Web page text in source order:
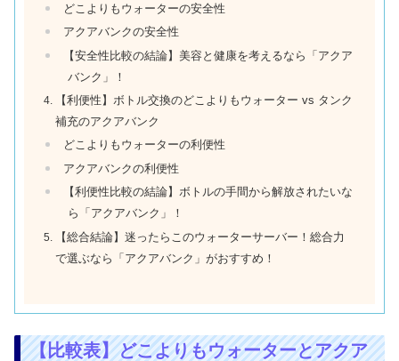
どこよりもウォーターの安全性
アクアバンクの安全性
【安全性比較の結論】美容と健康を考えるなら「アクア
バンク」！
【利便性】ボトル交換のどこよりもウォーター vs タンク
補充のアクアバンク
どこよりもウォーターの利便性
アクアバンクの利便性
【利便性比較の結論】ボトルの手間から解放されたいな
ら「アクアバンク」！
【総合結論】迷ったらこのウォーターサーバー！総合力
で選ぶなら「アクアバンク」がおすすめ！
【比較表】どこよりもウォーターとアクア